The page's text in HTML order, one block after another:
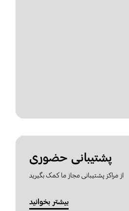
پشتیبانی حضوری
از مراکز پشتیبانی مجاز ما کمک بگیرید
بیشتر بخوانید